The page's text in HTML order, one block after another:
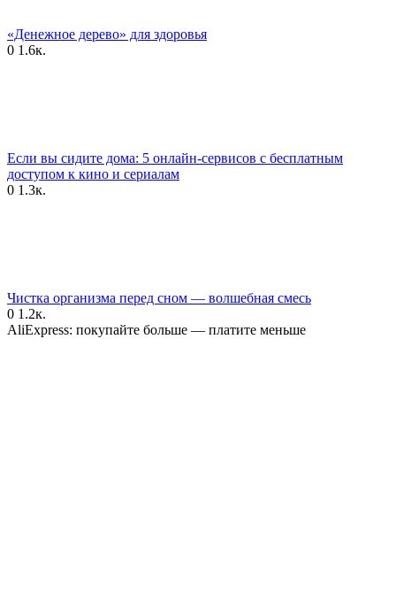
«Денежное дерево» для здоровья
0 1.6к.
Если вы сидите дома: 5 онлайн-сервисов с бесплатным
доступом к кино и сериалам
0 1.3к.
Чистка организма перед сном — волшебная смесь
0 1.2к.
AliExpress: покупайте больше — платите меньше